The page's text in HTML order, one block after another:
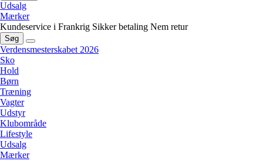
Udsalg
Mærker
Kundeservice i Frankrig Sikker betaling Nem retur
Søg
Verdensmesterskabet 2026
Sko
Hold
Børn
Træning
Vagter
Udstyr
Klubområde
Lifestyle
Udsalg
Mærker